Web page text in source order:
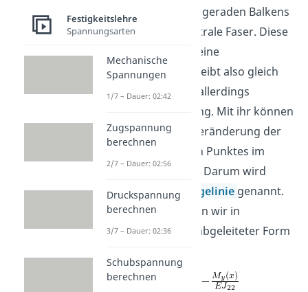
bei der Biegung des geraden Balkens
in der Regel die neutrale Faser. Diese
erfährt unter Last keine
Längenänderung, bleibt also gleich
lang. Die Linie folgt allerdings
trotzdem der Biegung. Mit ihr können
wir dann auch die Veränderung der
Lage jedes einzelnen Punktes im
Balken beschreiben. Darum wird
diese Linie auch Biegelinie genannt.
Die Biegelinie können wir in
differentieller, also abgeleiteter Form
Festigkeitslehre
Spannungsarten
Mechanische
Spannungen
1/7 – Dauer: 02:42
Zugspannung
berechnen
2/7 – Dauer: 02:56
Druckspannung
berechnen
3/7 – Dauer: 02:36
Schubspannung
berechnen